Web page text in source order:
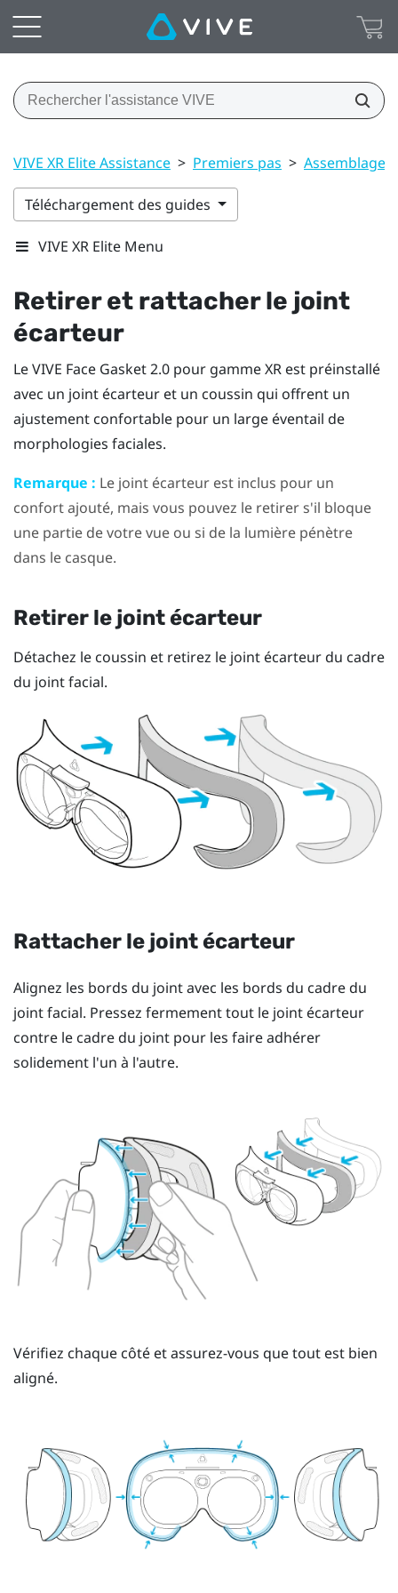
VIVE XR Elite Assistance > Premiers pas > Assemblage
Téléchargement des guides
VIVE XR Elite Menu
Retirer et rattacher le joint
écarteur
LeVIVE Face Gasket 2.0 pour gamme XR est préinstallé
avec un joint écarteur et un coussin qui offrent un
ajustement confortable pour un large éventail de
morphologies faciales.
Remarque : Le joint écarteur est inclus pour un
confort ajouté, mais vous pouvez le retirer s'il bloque
une partie de votre vue ou si de la lumière pénètre
dans le casque.
Retirer le joint écarteur
Détachez le coussin et retirez le joint écarteur du cadre
du joint facial.
Rattacher le joint écarteur
Alignez les bords du joint avec les bords du cadre du
joint facial. Pressez fermement tout le joint écarteur
contre le cadre du joint pour les faire adhérer
solidement l'un à l'autre.
Vérifiez chaque côté et assurez-vous que tout est bien
aligné.